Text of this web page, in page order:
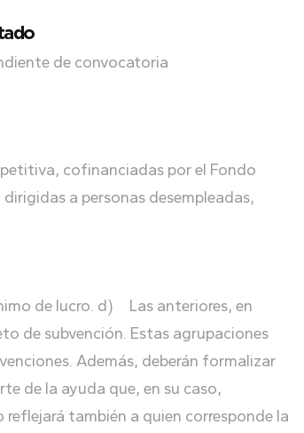
de convocatoria
cofinanciadas por el Fondo
a personas desempleadas,
de lucro. d) Las anteriores, en
de subvención. Estas agrupaciones
Además, deberán formalizar
de la ayuda que, en su caso,
también a quien corresponde la